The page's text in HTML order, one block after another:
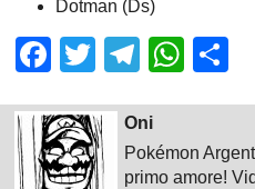
Dotman (Ds)
Facebook
Twitter
Oni
Pokémon
primo amore!